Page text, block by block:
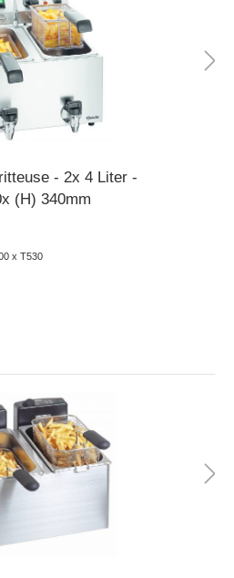
- 2x 4 Liter -
(H) 340mm
x T530